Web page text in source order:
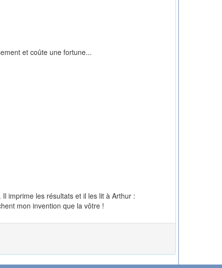
et coûte une fortune...
imprime les résultats et il les lit à Arthur :
mon invention que la vôtre !